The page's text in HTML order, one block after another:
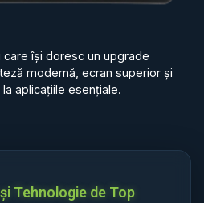
își doresc un upgrade
modernă, ecran superior și
aplicațiile esențiale.
Tehnologie de Top